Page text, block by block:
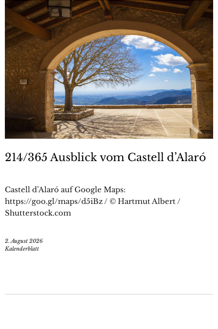
214/365 Ausblick vom Castell d’Alaró
Castell d’Alaró auf Google Maps:
https://goo.gl/maps/d5iBz / © Hartmut Albert /
Shutterstock.com
2. August 2026
Kalenderblatt